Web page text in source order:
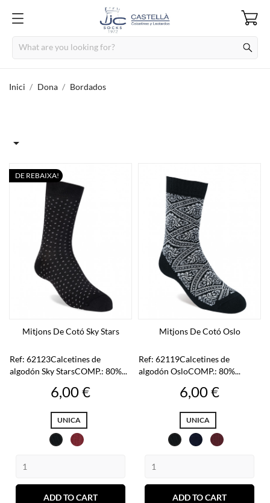
Inici Dona Bordados

Mitjons De Cotó Sky Stars
Ref: 62123Calcetines de
algodón Sky StarsCOMP.: 80%...
Preu
6,00 €
UNICA
Negre Rubi
ADD TO CART
DE REBAIXA!
Mitjons De Cotó Oslo
Ref: 62119Calcetines de
algodón OsloCOMP.: 80%...
Preu
6,00 €
UNICA
Negre Marí Vino
ADD TO CART